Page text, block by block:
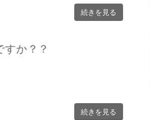
続きを見る
か？？
続きを見る